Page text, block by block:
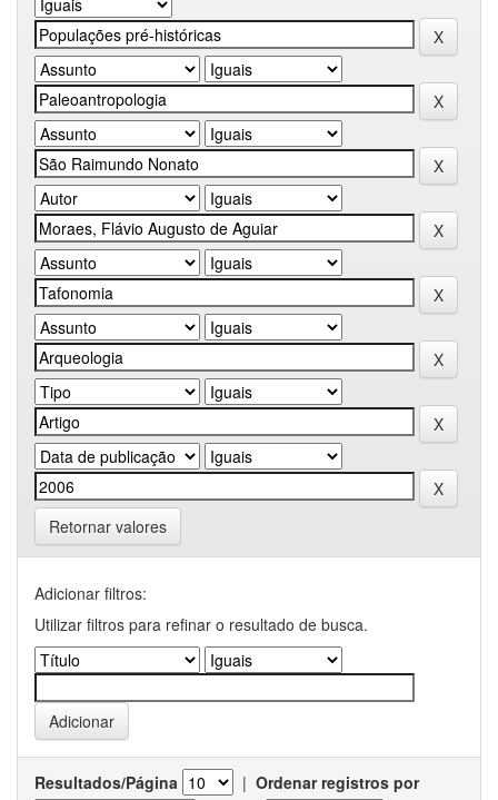
Retornar valores
Adicionar filtros:
Utilizar filtros para refinar o resultado de busca.
Resultados/Página | Ordenar registros por